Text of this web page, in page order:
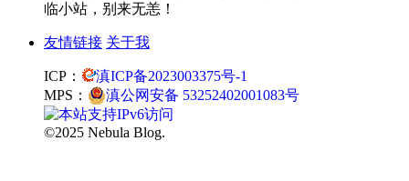
临小站，别来无恙！
友情链接 关于我
ICP：
滇ICP备2023003375号-1
MPS：
滇公网安备 53252402001083号
©2025 Nebula Blog.